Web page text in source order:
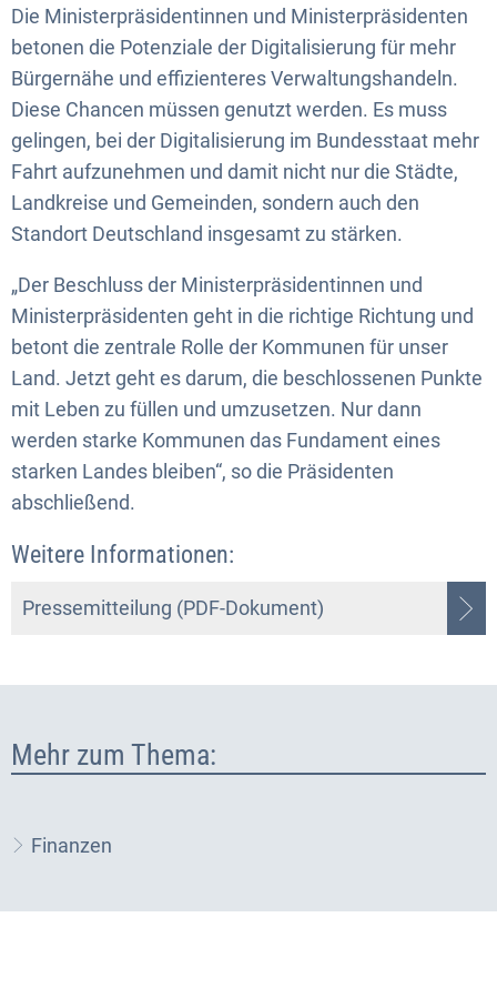
Die Ministerpräsidentinnen und Ministerpräsidenten
betonen die Potenziale der Digitalisierung für mehr
Bürgernähe und effizienteres Verwaltungshandeln.
Diese Chancen müssen genutzt werden. Es muss
gelingen, bei der Digitalisierung im Bundesstaat mehr
Fahrt aufzunehmen und damit nicht nur die Städte,
Landkreise und Gemeinden, sondern auch den
Standort Deutschland insgesamt zu stärken.
„Der Beschluss der Ministerpräsidentinnen und
Ministerpräsidenten geht in die richtige Richtung und
betont die zentrale Rolle der Kommunen für unser
Land. Jetzt geht es darum, die beschlossenen Punkte
mit Leben zu füllen und umzusetzen. Nur dann
werden starke Kommunen das Fundament eines
starken Landes bleiben“, so die Präsidenten
abschließend.
Weitere Informationen:
Pressemitteilung (PDF-Dokument)
Mehr zum Thema:
Finanzen